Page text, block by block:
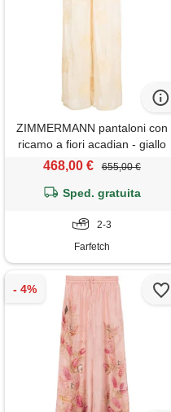
ZIMMERMANN pantaloni con
ricamo a fiori acadian - giallo
468,00 € 655,00 €
Sped. gratuita
2-3
Farfetch